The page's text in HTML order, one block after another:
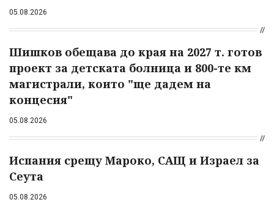
05.08.2026
Шишков обещава до края на 2027 т. готов
проект за детската болница и 800-те км
магистрали, които "ще дадем на
концесия"
05.08.2026
Испания срещу Мароко, САЩ и Израел за
Сеута
05.08.2026